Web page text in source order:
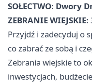
SOŁECTWO: Dwory
ZEBRANIE WIEJSKIE:
Przyjdź i zadecyduj o
co zabrać ze sobą i
Zebrania wiejskie to
inwestycjach,